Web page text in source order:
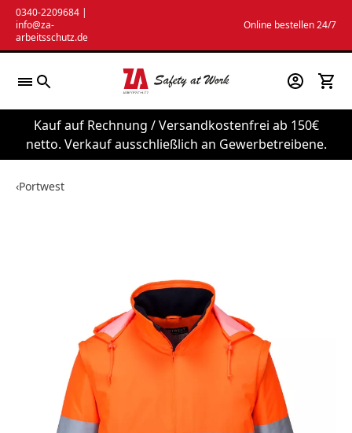
Zum
Inhalt
springen
0340-2209684 |
info@za-
arbeitsschutz.de
Online bestellen 24/7
Kauf auf Rechnung / Versandkostenfrei ab 150€
netto. Verkauf ausschließlich an Gewerbetreibene.
‹Portwest